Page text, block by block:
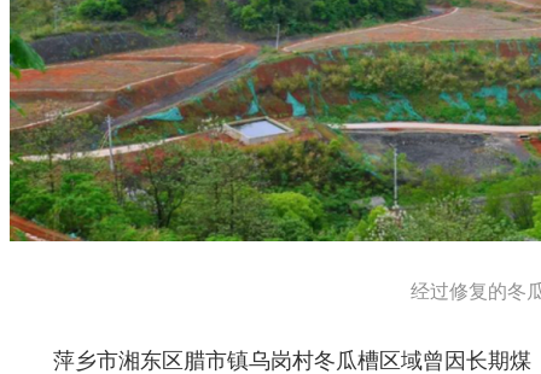
经过修复的冬瓜
萍乡市湘东区腊市镇乌岗村冬瓜槽区域曾因长期煤